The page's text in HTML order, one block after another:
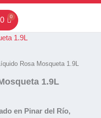
Rosa Mosqueta 1.9L
1.9L
en Pinar del Río,